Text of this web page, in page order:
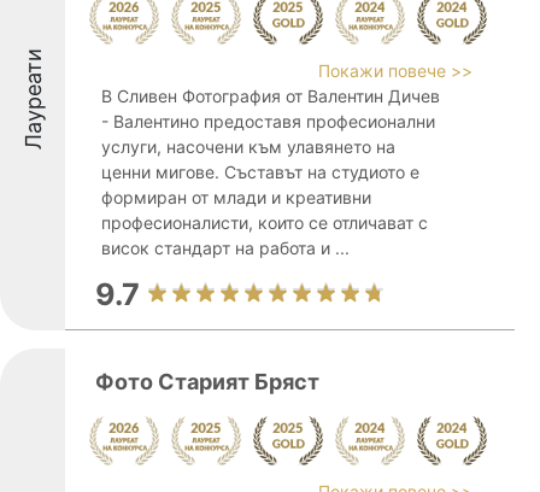
Лауреати
Покажи повече >>
В Сливен Фотография от Валентин Дичев
- Валентино предоставя професионални
услуги, насочени към улавянето на
ценни мигове. Съставът на студиото е
формиран от млади и креативни
професионалисти, които се отличават с
висок стандарт на работа и ...
9.7
Фото Старият Бряст